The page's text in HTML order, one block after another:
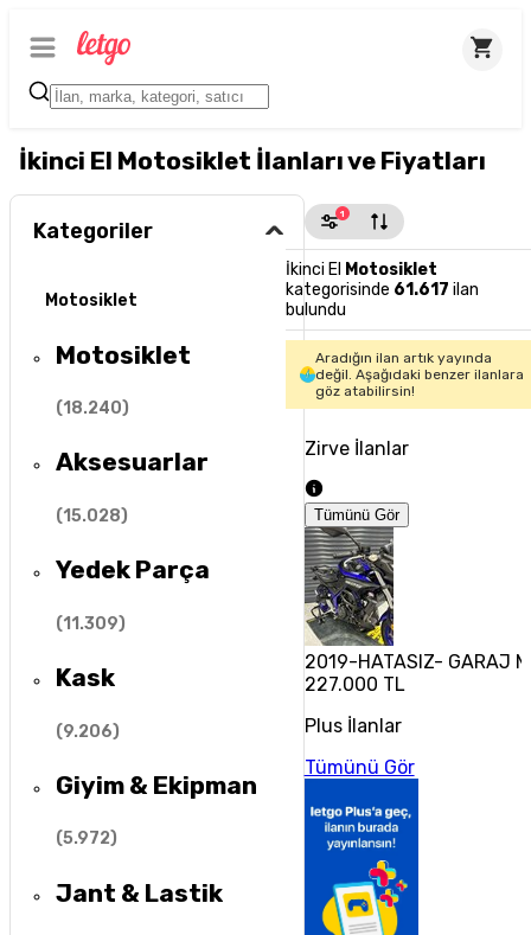
İkinci El Motosiklet İlanları ve Fiyatları
Kategoriler
Motosiklet
Motosiklet
(18.240)
Aksesuarlar
(15.028)
Yedek Parça
(11.309)
Kask
(9.206)
Giyim & Ekipman
(5.972)
Jant & Lastik
1
İkinci El Motosiklet
kategorisinde 61.617 ilan
bulundu
Aradığın ilan artık yayında
değil. Aşağıdaki benzer ilanlara
göz atabilirsin!
Zirve İlanlar
Tümünü Gör
2019-HATASIZ- GARAJ
227.000 TL
Plus İlanlar
Tümünü Gör